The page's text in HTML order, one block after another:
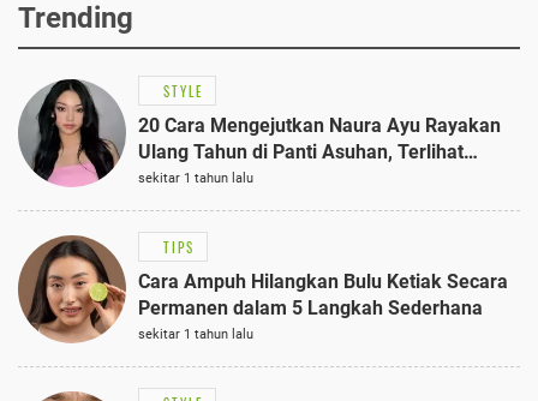
Trending
STYLE
20 Cara Mengejutkan Naura Ayu Rayakan
Ulang Tahun di Panti Asuhan, Terlihat
Anggun dengan Kaftan Cokelat
sekitar 1 tahun lalu
TIPS
Cara Ampuh Hilangkan Bulu Ketiak Secara
Permanen dalam 5 Langkah Sederhana
sekitar 1 tahun lalu